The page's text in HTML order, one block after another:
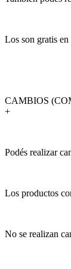
Los son gratis
CAMBIOS
+
Podés realizar
Los productos
No se realizan